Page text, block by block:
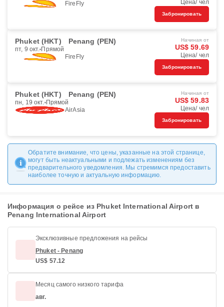
FireFly
Цена/ чел
Забронировать
Phuket (HKT) Penang (PEN)
пт, 9 окт. Прямой
FireFly
Начиная от
US$ 59.69
Цена/ чел
Забронировать
Phuket (HKT) Penang (PEN)
пн, 19 окт. Прямой
AirAsia
Начиная от
US$ 59.83
Цена/ чел
Забронировать
Обратите внимание, что цены, указанные на этой странице,
могут быть неактуальными и подлежать изменениям без
предварительного уведомления. Мы стремимся предоставить
наиболее точную и актуальную информацию.
Информация о рейсе из Phuket International Airport в
Penang International Airport
Эксклюзивные предложения на рейсы
Phuket - Penang
US$ 57.12
Месяц самого низкого тарифа
авг.